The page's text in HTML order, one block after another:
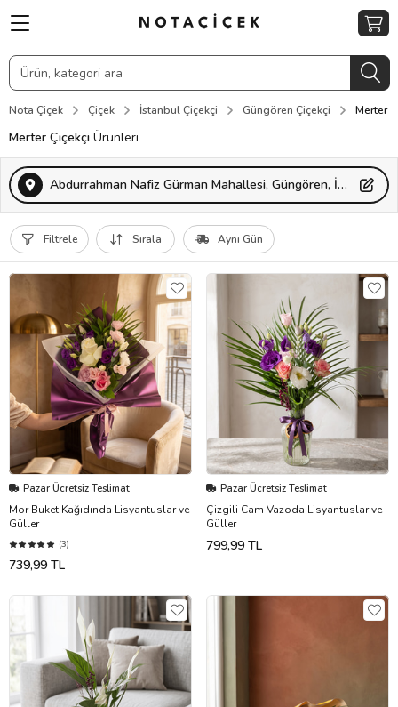
Nota Çiçek Çiçek İstanbul Çiçekçi Güngören Çiçekçi Merter
Merter Çiçekçi Ürünleri
Abdurrahman Nafiz Gürman Mahallesi, Güngören, İstanbul, Türkiye
Filtrele Sırala Aynı Gün
Pazar Ücretsiz Teslimat
Mor Buket Kağıdında Lisyantuslar ve
Güller
(3)
739,99 TL
Pazar Ücretsiz Teslimat
Çizgili Cam Vazoda Lisyantuslar ve
Güller
799,99 TL